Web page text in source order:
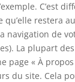
C’est
qu’elle restera
navigation de
La plupart
page « À
du site. Cela